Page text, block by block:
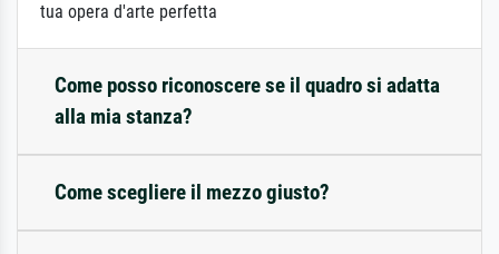
tua opera d'arte perfetta
Come posso riconoscere se il quadro si adatta
alla mia stanza?
Come scegliere il mezzo giusto?